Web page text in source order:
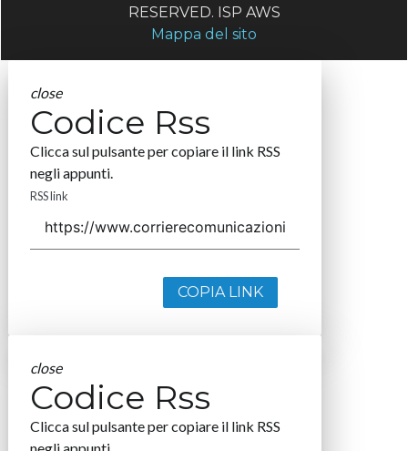
RESERVED. ISP AWS
Mappa del sito
close
Codice Rss
Clicca sul pulsante per copiare il link RSS
negli appunti.
RSS link
COPIA LINK
close
Codice Rss
Clicca sul pulsante per copiare il link RSS